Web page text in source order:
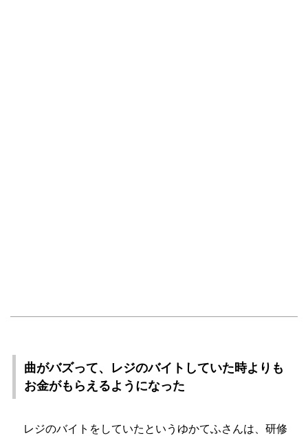
曲がバズって、レジのバイトしていた時よりも
お金がもらえるようになった
レジのバイトをしていたというゆかてふさんは、研修